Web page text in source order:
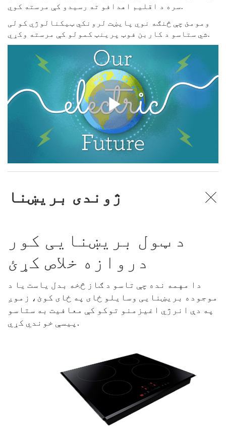
سره د اقلیم اهدافو ته رسیدو کې مرسته کوي.
ومومئ چې څنګه نوي پایښت لرونکي ټیکنالوژي کولی
شي ستاسو د کاربن فوټ پرینټ کمولو کې مرسته وکړي.
ژوندی بریښنا
د ټول بریښنایی کور
دروازه خلاص کړئ
دا مهمه نده چې تاسو د ګاز څخه بدل یاست یا د
موجوده بریښنایی وسایلو ځای په ځای کوئ، زموږ
په دې انرژي اغیزمنو توکو کې معافیت به ستاسو
پیسې خوندي کړي.